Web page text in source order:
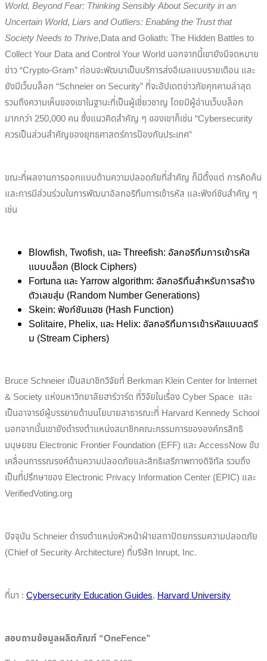
World, Beyond Fear: Thinking Sensibly About Security in an
Uncertain World, Liars and Outliers: Enabling the Trust that
Society Needs to Thrive,Data and Goliath: The Hidden Battles to
Collect Your Data and Control Your World นอกจากนี้เขายังมีจดหมาย
ข่าว “Crypto-Gram” ก่อนจะพัฒนาเป็นบริการส่งอีเมลแบบรายเดือน และ
ยังมีเว็บบล็อก “Schneier on Security” ที่จะอัปเดตข่าวภัยคุกคามล่าสุด
รวมถึงความเห็นของเขาในฐานะที่เป็นผู้เชี่ยวชาญ โดยมีผู้อ่านเว็บบล็อก
มากกว่า 250,000 คน ซึ่งแนวคิดสำคัญ ๆ ของเขาก็เช่น “Cybersecurity
ควรเป็นส่วนสำคัญของยุทธศาสตร์การป้องกันประเทศ”
ขณะที่ผลงานการออกแบบด้านความปลอดภัยที่สำคัญ ก็มีตั้งแต่ การคิดค้น
และการมีส่วนร่วมในการพัฒนาอัลกอริทึมการเข้ารหัส และฟังก์ชันสำคัญ ๆ
เช่น
Blowfish, Twofish, และ Threefish: อัลกอริทึมการเข้ารหัส
แบบบล็อก (Block Ciphers)
Fortuna และ Yarrow algorithm: อัลกอริทึมสำหรับการสร้าง
ตัวเลขสุ่ม (Random Number Generations)
Skein: ฟังก์ชันแฮช (Hash Function)
Solitaire, Phelix, และ Helix: อัลกอริทึมการเข้ารหัสแบบสตรี
ม (Stream Ciphers)
Bruce Schneier เป็นสมาชิกวิจัยที่ Berkman Klein Center for Internet
& Society แห่งมหาวิทยาลัยฮาร์วาร์ด ที่วิจัยในเรื่อง Cyber Space และ
เป็นอาจารย์ผู้บรรยายด้านนโยบายสาธารณะที่ Harvard Kennedy School
นอกจากนั้นเขายังดำรงตำแหน่งสมาชิกคณะกรรมการขององค์กรสิทธิ
มนุษยชน Electronic Frontier Foundation (EFF) และ AccessNow ขับ
เคลื่อนการรณรงค์ด้านความปลอดภัยและสิทธิเสรีภาพทางดิจิทัล รวมถึง
เป็นที่ปรึกษาของ Electronic Privacy Information Center (EPIC) และ
VerifiedVoting.org
ปัจจุบัน Schneier ดำรงตำแหน่งหัวหน้าฝ่ายสถาปัตยกรรมความปลอดภัย
(Chief of Security Architecture) ที่บริษัท Inrupt, Inc.
ที่มา : Cybersecurity Education Guides, Harvard University
สอบถามข้อมูลผลิตภัณฑ์ “OneFence”